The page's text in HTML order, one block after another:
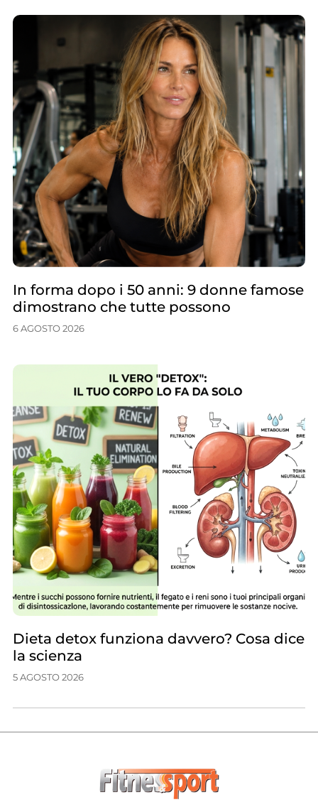
In forma dopo i 50 anni: 9 donne famose
dimostrano che tutte possono
6 AGOSTO 2026
Dieta detox funziona davvero? Cosa dice
la scienza
5 AGOSTO 2026